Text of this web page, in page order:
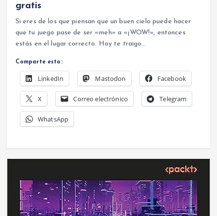
gratis
Si eres de los que piensan que un buen cielo puede hacer
que tu juego pase de ser «meh» a «¡WOW!», entonces
estás en el lugar correcto. Hoy te traigo…
Comparte esto:
LinkedIn Mastodon Facebook
X Correo electrónico Telegram
WhatsApp